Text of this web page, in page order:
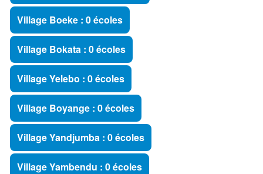
Village Boeke : 0 écoles
Village Bokata : 0 écoles
Village Yelebo : 0 écoles
Village Boyange : 0 écoles
Village Yandjumba : 0 écoles
Village Yambendu : 0 écoles